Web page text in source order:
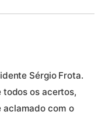
Sérgio Frota.
todos os acertos,
aclamado com o